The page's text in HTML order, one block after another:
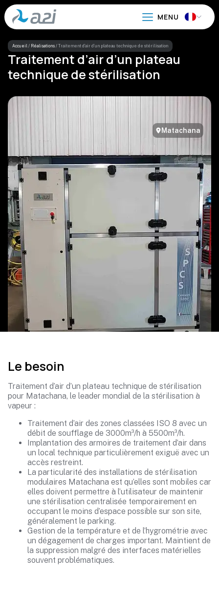
Aller
au
contenu
principal
Accueil / Réalisations / Traitement d’air d’un plateau technique de stérilisation
Traitement d’air d’un plateau
technique de stérilisation
Matachana
Le besoin
Traitement d’air d’un plateau technique de stérilisation
pour Matachana, le leader mondial de la stérilisation à
vapeur :
Traitement d’air des zones classées ISO 8 avec un
débit de soufflage de 3000m³/h à 5500m³/h.
Implantation des armoires de traitement d’air dans
un local technique particulièrement exiguë avec un
accès restreint.
La particularité des installations de stérilisation
modulaires Matachana est qu’elles sont mobiles car
elles doivent permettre à l’utilisateur de maintenir
une stérilisation centralisée temporairement en
occupant le moins d’espace possible sur son site,
généralement le parking.
Gestion de la température et de l’hygrométrie avec
un dégagement de charges important. Maintient de
la suppression malgré des interfaces matérielles
souvent problématiques.